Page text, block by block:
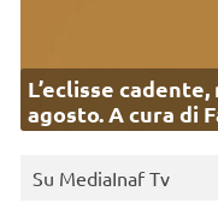
L’eclisse
agosto. A cura di
Su MediaInaf Tv